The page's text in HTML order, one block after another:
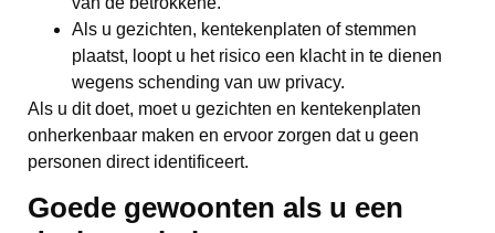
Als u gezichten, kentekenplaten of stemmen
plaatst, loopt u het risico een klacht in te dienen
wegens schending van uw privacy.
Als u dit doet, moet u gezichten en kentekenplaten
onherkenbaar maken en ervoor zorgen dat u geen
personen direct identificeert.
Goede gewoonten als u een